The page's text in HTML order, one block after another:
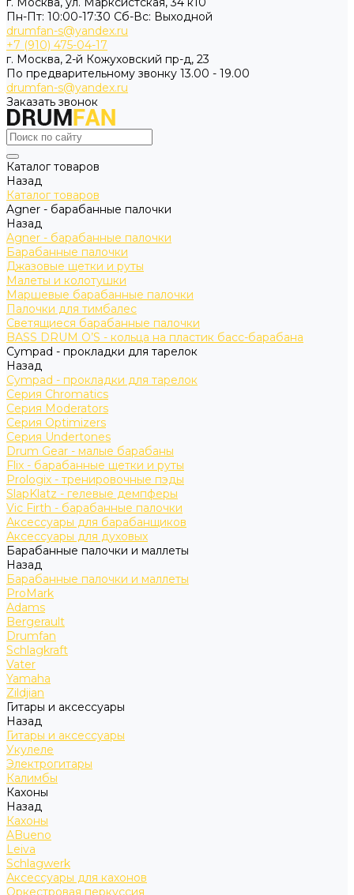
Пн-Пт: 10:00-17:30 Cб-Вс: Выходной
drumfan-s@yandex.ru
+7 (910) 475-04-17
г. Москва, 2-й Кожуховский пр-д, 23
По предварительному звонку 13.00 - 19.00
drumfan-s@yandex.ru
Заказать звонок
Каталог товаров
Назад
Каталог товаров
Agner - барабанные палочки
Назад
Agner - барабанные палочки
Барабанные палочки
Джазовые щетки и руты
Малеты и колотушки
Маршевые барабанные палочки
Палочки для тимбалес
Светящиеся барабанные палочки
BASS DRUM O’S - кольца на пластик басс-барабана
Cympad - прокладки для тарелок
Назад
Cympad - прокладки для тарелок
Серия Chromatics
Серия Moderators
Серия Optimizers
Серия Undertones
Drum Gear - малые барабаны
Flix - барабанные щетки и руты
Prologix - тренировочные пэды
SlapKlatz - гелевые демпферы
Vic Firth - барабанные палочки
Аксессуары для барабанщиков
Аксессуары для духовых
Барабанные палочки и маллеты
Назад
Барабанные палочки и маллеты
ProMark
Adams
Bergerault
Drumfan
Schlagkraft
Vater
Yamaha
Zildjian
Гитары и аксессуары
Назад
Гитары и аксессуары
Укулеле
Электрогитары
Калимбы
Кахоны
Назад
Кахоны
ABueno
Leiva
Schlagwerk
Аксессуары для кахонов
Оркестровая перкуссия